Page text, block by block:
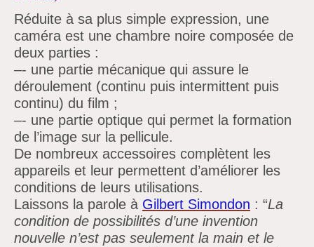
Réduite à sa plus simple expression, une
caméra est une chambre noire composée de
deux parties :
–- une partie mécanique qui assure le
déroulement (continu puis intermittent puis
continu) du film ;
–- une partie optique qui permet la formation
de l’image sur la pellicule.
De nombreux accessoires complètent les
appareils et leur permettent d’améliorer les
conditions de leurs utilisations.
Laissons la parole à Gilbert Simondon : “La
condition de possibilités d’une invention
nouvelle n’est pas seulement la main et le